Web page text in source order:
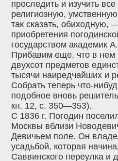
проследить и изучить
религиозную,
так сказать, обиходную,
приобретения
государством академик
Прибавим еще, что в нем
двухсот предметов
тысячи наиредчайших и
Собрать теперь что-
подобное вновь
кн. 12, с. 350—353).
С 1836 г. Погодин
Москвы вблизи
Девичьем поле. Он
усадьбой, которая
Саввинского переулка и